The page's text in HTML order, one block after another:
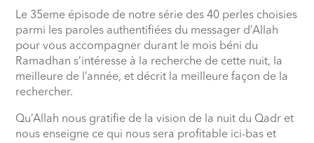
Le 35eme épisode de notre série des 40 perles choisies
parmi les paroles authentifiées du messager d’Allah
pour vous accompagner durant le mois béni du
Ramadhan s’intéresse à la recherche de cette nuit, la
meilleure de l’année, et décrit la meilleure façon de la
rechercher.
Qu’Allah nous gratifie de la vision de la nuit du Qadr et
nous enseigne ce qui nous sera profitable ici-bas et